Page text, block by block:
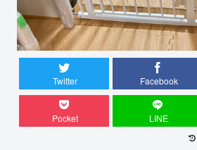
Twitter Facebook
Pocket LINE